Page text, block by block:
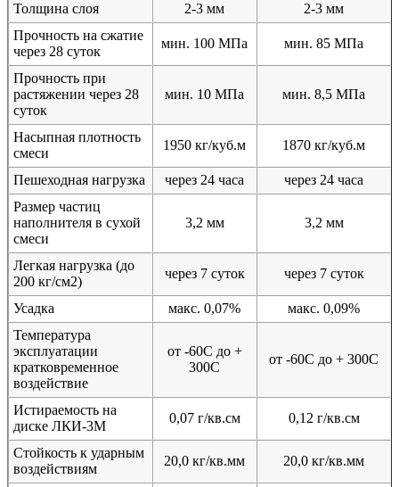
Толщина слоя
2-3 мм
2-3 мм
Прочность на сжатие
через 28 суток
мин. 100 МПа мин. 85 МПа
Прочность при
растяжении через 28
суток
мин. 10 МПа мин. 8,5 МПа
Насыпная плотность
смеси
1950 кг/куб.м 1870 кг/куб.м
Пешеходная нагрузка через 24 часа
через 24 часа
Размер частиц
наполнителя в сухой
смеси
3,2 мм 3,2 мм
Легкая нагрузка (до
200 кг/см2)
через 7 суток через 7 суток
Усадка макс. 0,07%
макс. 0,09%
Температура
эксплуатации
кратковременное
воздействие
от -60С до +
300С
от -60С до + 300С
Истираемость на
диске ЛКИ-3М
0,07 г/кв.см 0,12 г/кв.см
Стойкость к ударным
воздействиям
20,0 кг/кв.мм 20,0 кг/кв.мм